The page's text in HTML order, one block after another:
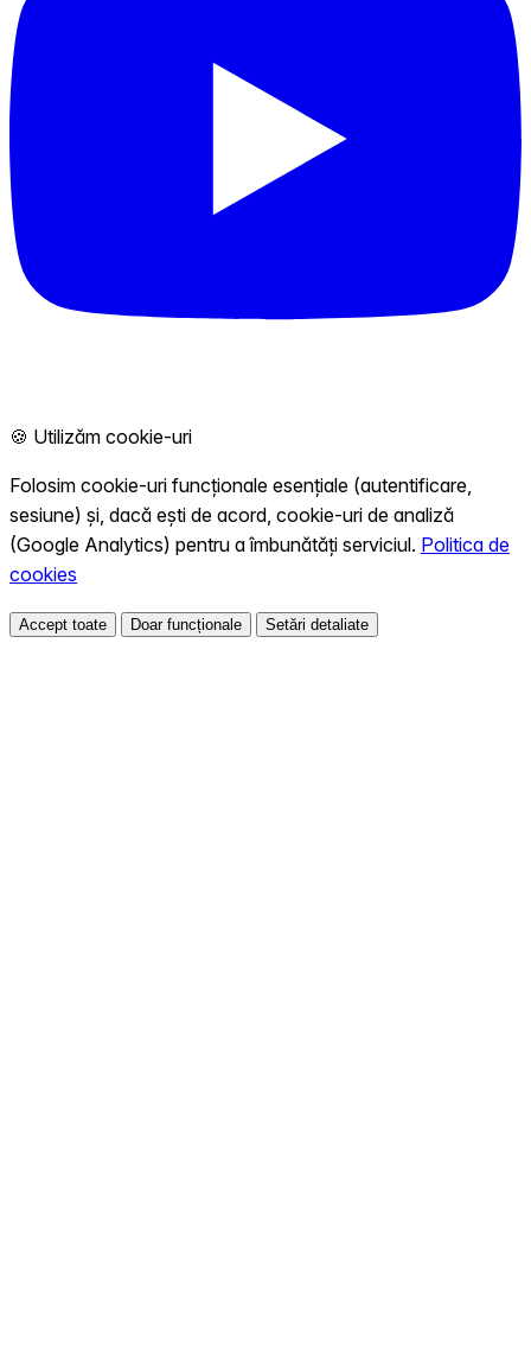
🍪 Utilizăm cookie-uri
Folosim cookie-uri funcționale esențiale (autentificare,
sesiune) și, dacă ești de acord, cookie-uri de analiză
(Google Analytics) pentru a îmbunătăți serviciul. Politica de
cookies
Accept toate Doar funcționale Setări detaliate